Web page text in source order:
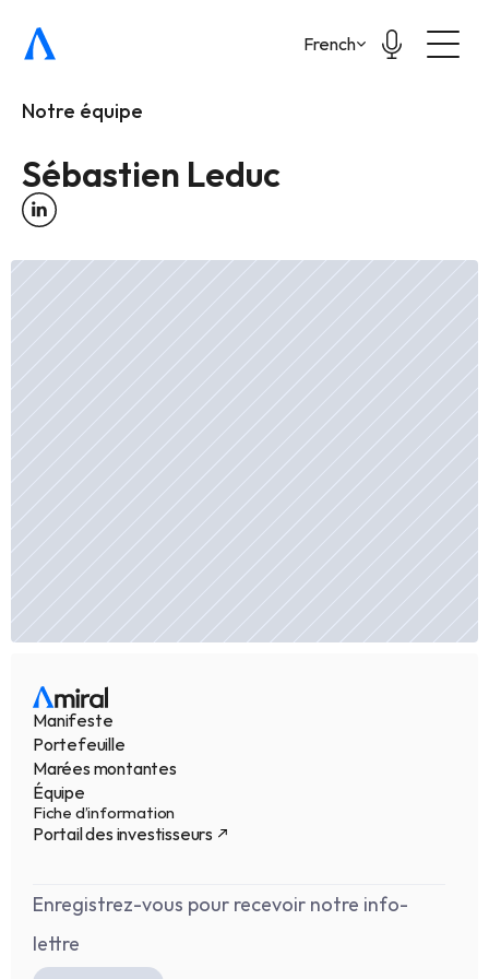
Select Language
French
Notre équipe
Sébastien Leduc
Manifeste
Portefeuille
Marées montantes
Équipe
Fiche d’information
Portail des investisseurs
Enregistrez-vous pour recevoir notre info-
lettre